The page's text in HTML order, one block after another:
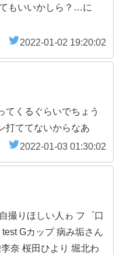
もいいかしら？…に
2022-01-02 19:20:02
てくるぐらいでちょう
打ててないからなあ
2022-01-03 01:30:02
撮りほしい人ゎ フ゜口
Gカップ 病み垢さん
奈 桜田ひより 堀北わ